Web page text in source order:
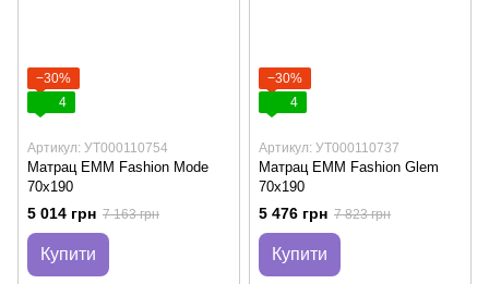
−30%
4
Артикул: УТ000110754
Матрац EMM Fashion Mode
70х190
5 014 грн 7 163 грн
Купити
−30%
4
Артикул: УТ000110737
Матрац EMM Fashion Glem
70х190
5 476 грн 7 823 грн
Купити